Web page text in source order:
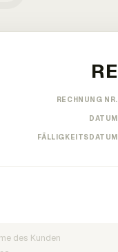
RECHNUNG NR.
DATUM
FÄLLIGKEITSDATUM